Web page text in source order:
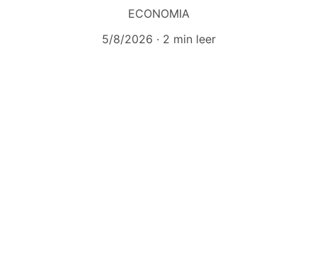
ECONOMIA
5/8/2026
2 min leer